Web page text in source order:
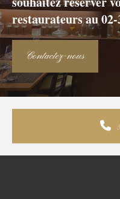
restaurateurs au
Contactez-nous